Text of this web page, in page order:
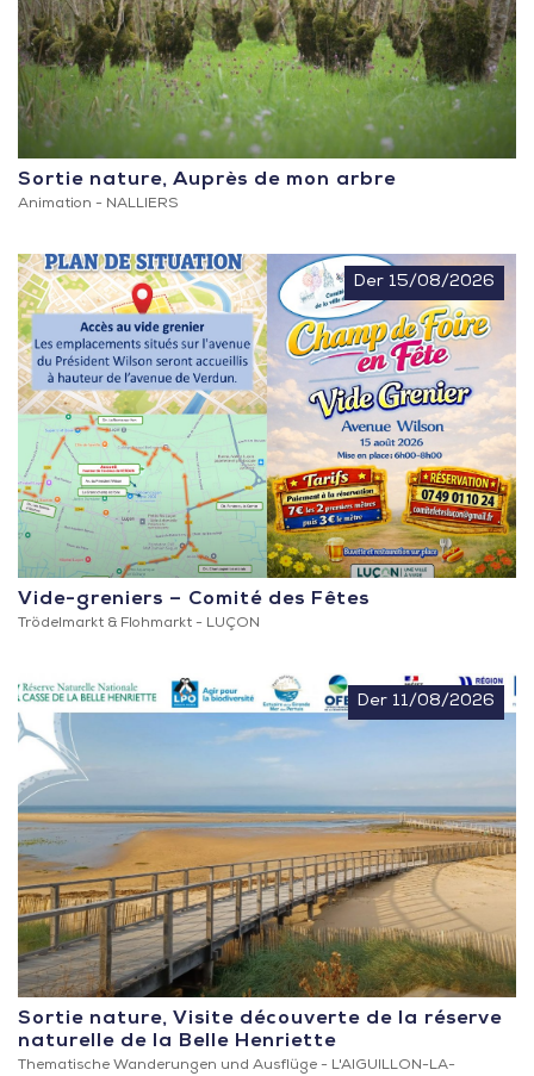
Sortie nature, Auprès de mon arbre
Animation - NALLIERS
Der 15/08/2026
Vide-greniers – Comité des Fêtes
Trödelmarkt & Flohmarkt - LUÇON
Der 11/08/2026
Sortie nature, Visite découverte de la réserve
naturelle de la Belle Henriette
Thematische Wanderungen und Ausflüge - L'AIGUILLON-LA-